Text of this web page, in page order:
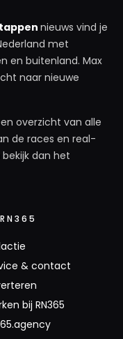
nieuws vind je
met
en buitenland. Max
naar nieuwe
overzicht van alle
de races en real-
bekijk dan het
& contact
bij RN365